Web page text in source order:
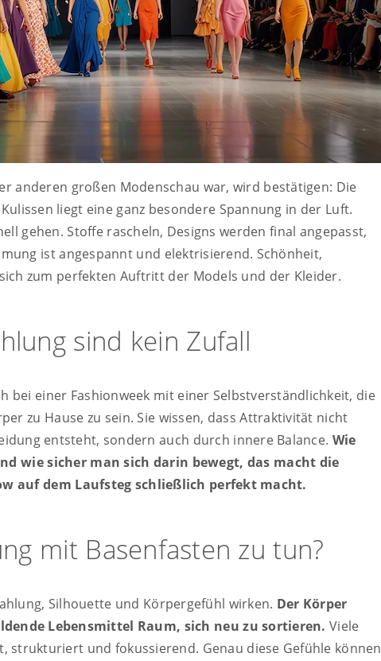
anderen großen Modenschau war, wird bestätigen: Die
liegt eine ganz besondere Spannung in der Luft.
gehen. Stoffe rascheln, Designs werden final angepasst,
ist angespannt und elektrisierend. Schönheit,
zum perfekten Auftritt der Models und der Kleider.
sind kein Zufall
bei einer Fashionweek mit einer Selbstverständlichkeit, die
zu Hause zu sein. Sie wissen, dass Attraktivität nicht
entsteht, sondern auch durch innere Balance. Wie
wie sicher man sich darin bewegt, das macht die
auf dem Laufsteg schließlich perfekt macht.
mit Basenfasten zu tun?
Silhouette und Körpergefühl wirken. Der Körper
Lebensmittel Raum, sich neu zu sortieren.Viele
strukturiert und fokussierend. Genau diese Gefühle können